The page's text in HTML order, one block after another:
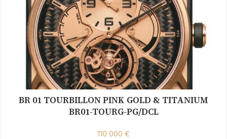
BR 01 TOURBILLON PINK GOLD & TITANIUM
BR01-TOURG-PG/DCL
110 000 €